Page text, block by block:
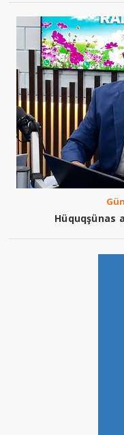
Hüquqşünas